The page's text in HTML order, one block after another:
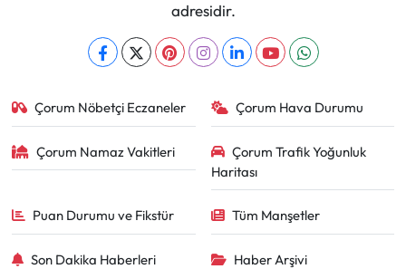
adresidir.
Çorum Nöbetçi Eczaneler Çorum Hava Durumu
Çorum Namaz Vakitleri
Çorum Trafik Yoğunluk
Haritası
Puan Durumu ve Fikstür Tüm Manşetler
Son Dakika Haberleri Haber Arşivi